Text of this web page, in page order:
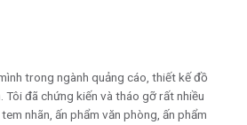
trong ngành quảng cáo, thiết kế đồ
Tôi đã chứng kiến và tháo gỡ rất nhiều
nhãn, ấn phẩm văn phòng, ấn phẩm